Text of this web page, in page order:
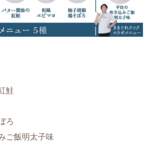
鮭
ろ
ご飯明太子味